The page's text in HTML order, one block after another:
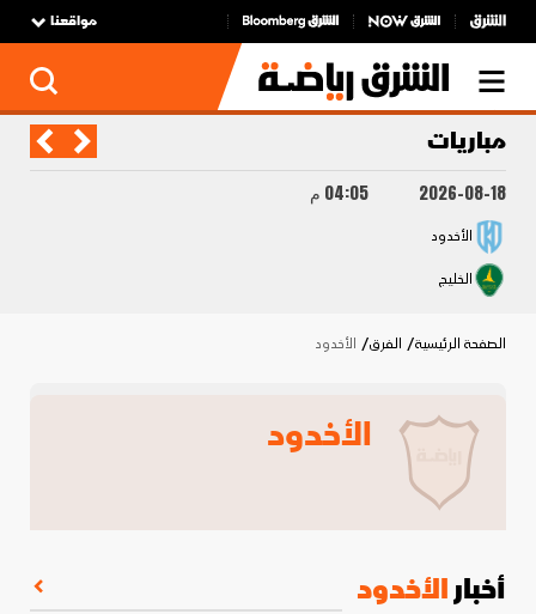
مواقعنا
مباريات
2026-08-18 04:05 م
الأخدود
الخليج
الصفحة الرئيسية الفرق الأخدود
الأخدود
أخبارالأخدود